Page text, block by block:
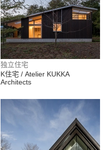
独立住宅
K住宅 / Atelier KUKKA
Architects